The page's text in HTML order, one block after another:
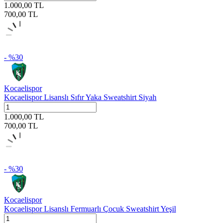
1.000,00 TL
700,00 TL
- %30
Kocaelispor
Kocaelispor Lisanslı Sıfır Yaka Sweatshirt Siyah
1.000,00 TL
700,00 TL
- %30
Kocaelispor
Kocaelispor Lisanslı Fermuarlı Çocuk Sweatshirt Yeşil